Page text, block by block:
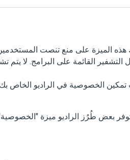
الميزة على منع تنصت
التشفير القائمة على البرامج. لا
الخصوصية في الراديو الخاص بك
بعض طُرُز الراديو ميزة